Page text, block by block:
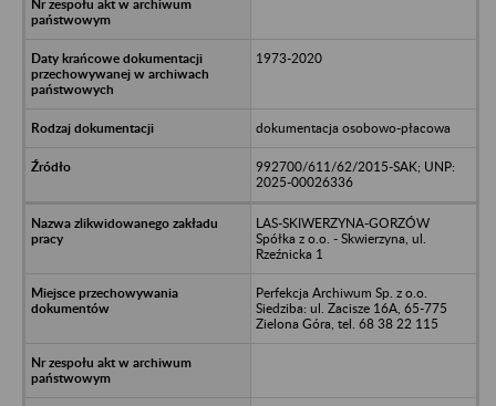
1973-2020
dokumentacja osobowo-płacowa
992700/611/62/2015-SAK; UNP:
2025-00026336
LAS-SKIWERZYNA-GORZÓW
Spółka z o.o. - Skwierzyna, ul.
Rzeźnicka 1
Perfekcja Archiwum Sp. z o.o.
Siedziba: ul. Zacisze 16A, 65-775
Zielona Góra, tel. 68 38 22 115